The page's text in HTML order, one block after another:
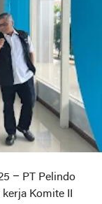
– PT Pelindo
Komite II